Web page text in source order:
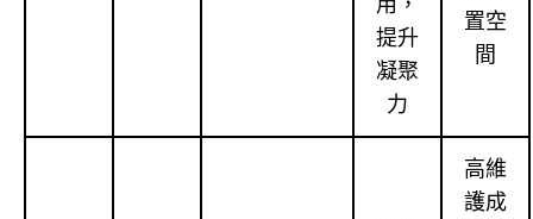
提升
凝聚
力
置空
間
高維
護成